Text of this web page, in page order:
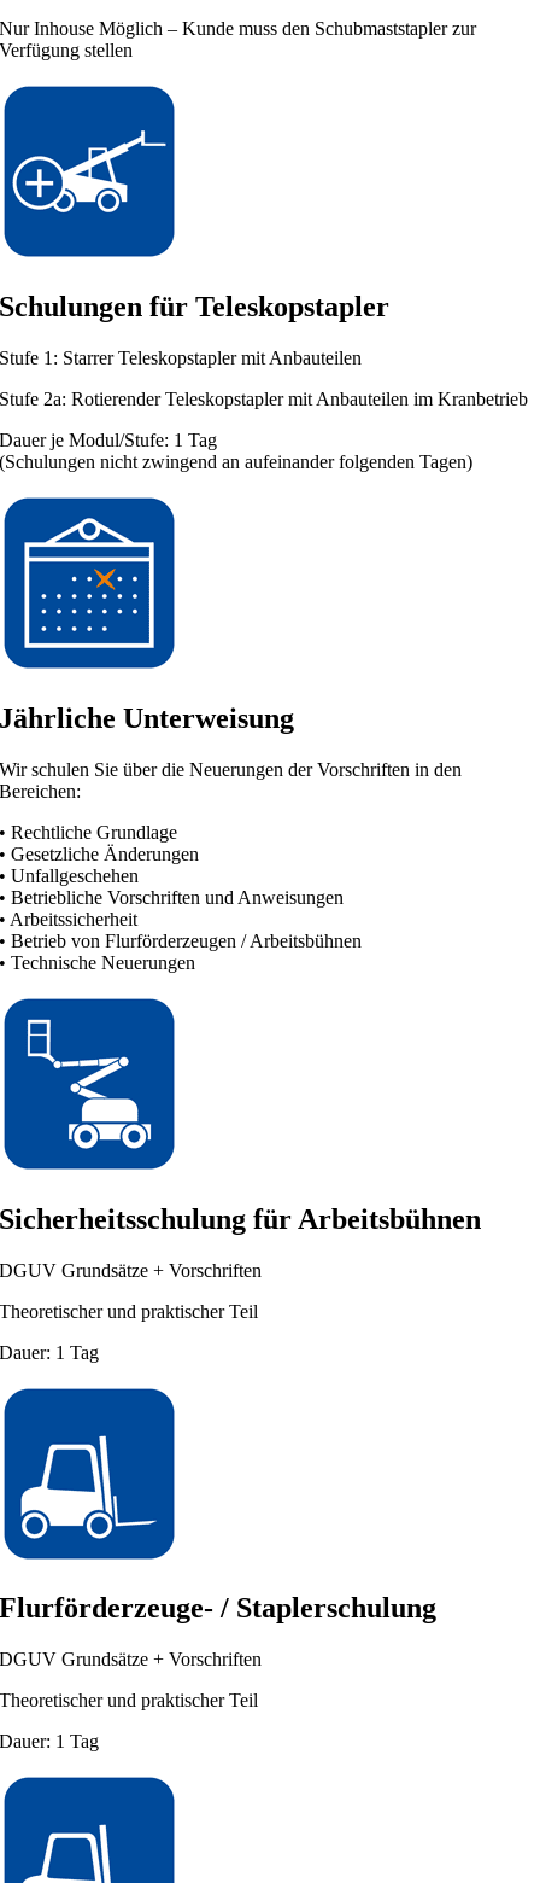
Nur Inhouse Möglich – Kunde muss den Schubmaststapler zur
Verfügung stellen
Schulungen für Teleskopstapler
Stufe 1: Starrer Teleskopstapler mit Anbauteilen
Stufe 2a: Rotierender Teleskopstapler mit Anbauteilen im Kranbetrieb
Dauer je Modul/Stufe: 1 Tag
(Schulungen nicht zwingend an aufeinander folgenden Tagen)
Jährliche Unterweisung
Wir schulen Sie über die Neuerungen der Vorschriften in den
Bereichen:
• Rechtliche Grundlage
• Gesetzliche Änderungen
• Unfallgeschehen
• Betriebliche Vorschriften und Anweisungen
• Arbeitssicherheit
• Betrieb von Flurförderzeugen / Arbeitsbühnen
• Technische Neuerungen
Sicherheitsschulung für Arbeitsbühnen
DGUV Grundsätze + Vorschriften
Theoretischer und praktischer Teil
Dauer: 1 Tag
Flurförderzeuge- / Staplerschulung
DGUV Grundsätze + Vorschriften
Theoretischer und praktischer Teil
Dauer: 1 Tag